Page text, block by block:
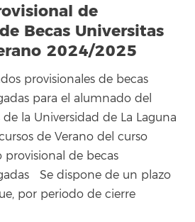
de
Becas Universitas
2024/2025
provisionales de becas
para el alumnado del
la Universidad de La Laguna
de Verano del curso
de becas
Se dispone de un plazo
por periodo de cierre